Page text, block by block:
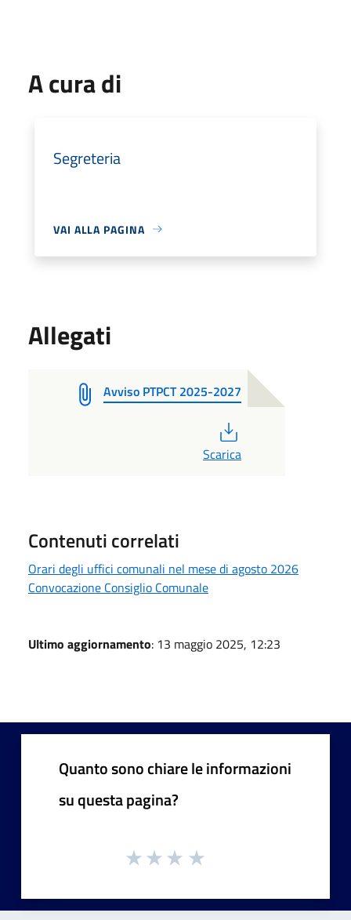
A cura di
Segreteria
VAI ALLA PAGINA
Allegati
Avviso PTPCT 2025-2027
Scarica
Contenuti correlati
Orari degli uffici comunali nel mese di agosto 2026
Convocazione Consiglio Comunale
Ultimo aggiornamento: 13 maggio 2025, 12:23
Quanto sono chiare le informazioni
su questa pagina?